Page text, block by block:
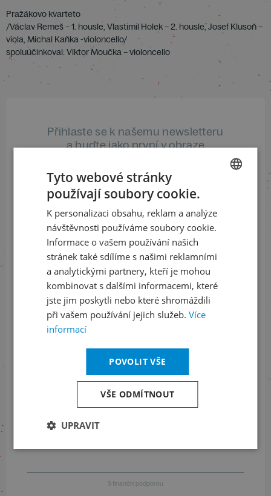
Pražákovo kvarteto
/Václav Remeš – 1. housle, Vlastimil Holek – 2. housle, Josef Klusoň –
viola, Michal Kaňka -violoncello/
spoluúčinkoval: Viktor Moučka – violoncello
Přihlaste se k našemu newsletteru
a buďte jako první v obraze
ODEBÍRAT NEWSLETTER
Sledujte nás na sociálních sítích
LinkedInflickr
Informace o stavu objednávek
Informace o programu
+420 257 310 414
S finanční podporou
ENGLISH
Tyto webové stránky
používají soubory cookie.
K personalizaci obsahu, reklam a analýze
návštěvnosti používáme soubory cookie.
Informace o vašem používání našich
stránek také sdílíme s našimi reklamními
a analytickými partnery, kteří je mohou
kombinovat s dalšími informacemi, které
jste jim poskytli nebo které shromáždili
při vašem používání jejich služeb. Více
informací
POVOLIT VŠE
VŠE ODMÍTNOUT
UPRAVIT